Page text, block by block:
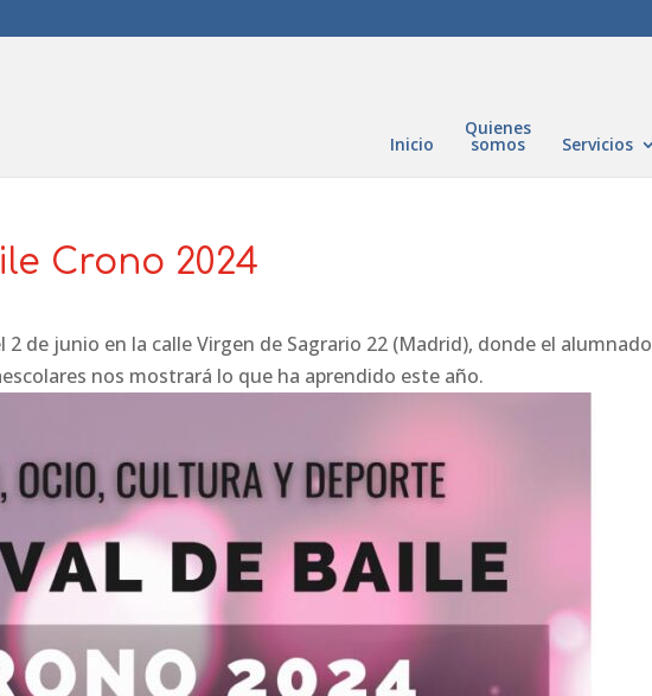
Inicio
Quienes
somos Servicios
Crono 2024
2 de junio en la calle Virgen de Sagrario 22 (Madrid), donde el alumnado
nos mostrará lo que ha aprendido este año.